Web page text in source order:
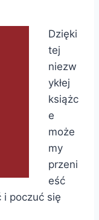
Dzięki
tej
niezw
ykłej
książc
e
może
my
przeni
eść
i poczuć się